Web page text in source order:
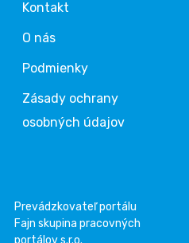
Kontakt
O nás
Podmienky
Zásady ochrany
osobných údajov
Prevádzkovateľ portálu
Fajn skupina pracovných
portálov s.r.o.